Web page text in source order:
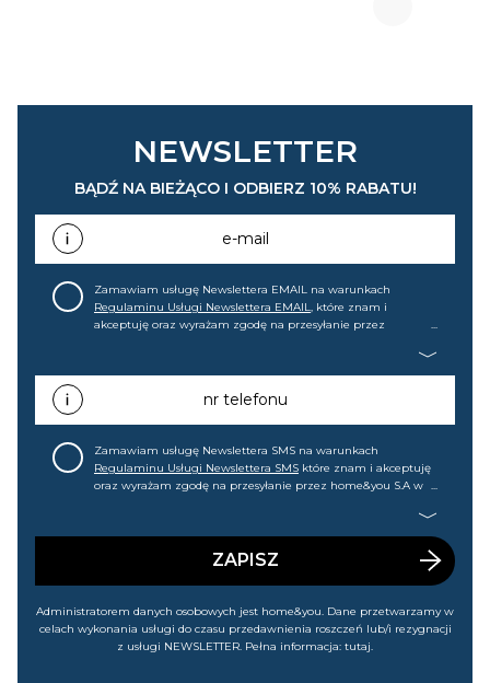
NEWSLETTER
BĄDŹ NA BIEŻĄCO I ODBIERZ 10% RABATU!
e-mail
Zamawiam usługę Newslettera EMAIL na warunkach
Regulaminu Usługi Newslettera EMAIL, które znam i
akceptuję oraz wyrażam zgodę na przesyłanie przez
promocjach, wyprzedażach). Wiem, że mogę tę zgodę w
każdej chwili cofnąć.nr telefonu
Zamawiam usługę Newslettera SMS na warunkach
Regulaminu Usługi Newslettera SMS które znam i akceptuję
oraz wyrażam zgodę na przesyłanie przez home&you S.A w
wyprzedażach). Wiem, że mogę tę zgodę w każdej chwili
ZAPISZ
Administratorem danych osobowych jest home&you. Dane przetwarzamy w
celach wykonania usługi do czasu przedawnienia roszczeń lub/i rezygnacji
z usługi NEWSLETTER. Pełna informacja: tutaj.